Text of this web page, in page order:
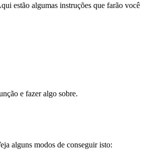
estão algumas instruções que farão você
e fazer algo sobre.
alguns modos de conseguir isto: